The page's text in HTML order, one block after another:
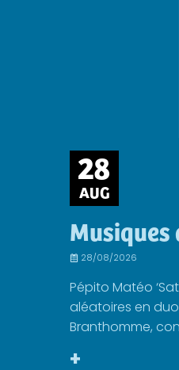
28
AUG
28/08/2026
Pépito Matéo
aléatoires en
Branthomme,
+